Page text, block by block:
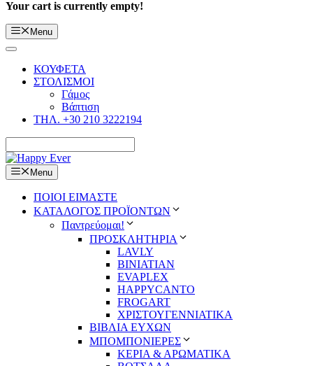
Your cart is currently empty!
Menu
ΚΟΥΦΕΤΑ
ΣΤΟΛΙΣΜΟΙ
Γάμος
Βάπτιση
ΤΗΛ. +30 210 3222194
Menu
ΠΟΙΟΙ ΕΙΜΑΣΤΕ
ΚΑΤΑΛΟΓΟΣ ΠΡΟΪΟΝΤΩΝ
Παντρεύομαι!
ΠΡΟΣΚΛΗΤΗΡΙΑ
LAVLY
BINIATIAN
EVAPLEX
HAPPYCANTO
FROGART
ΧΡΙΣΤΟΥΓΕΝΝΙΑΤΙΚΑ
ΒΙΒΛΙΑ ΕΥΧΩΝ
ΜΠΟΜΠΟΝΙΕΡΕΣ
ΚΕΡΙΑ & ΑΡΩΜΑΤΙΚΑ